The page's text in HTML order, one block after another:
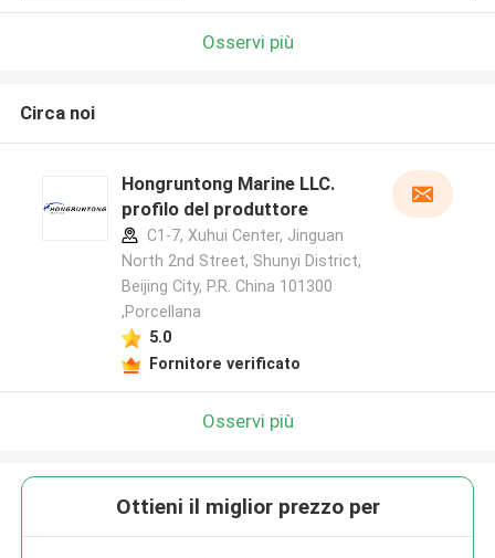
Osservi più
Circa noi
Hongruntong Marine LLC.
profilo del produttore
C1-7, Xuhui Center, Jinguan
North 2nd Street, Shunyi District,
Beijing City, P.R. China 101300
,Porcellana
5.0
Fornitore verificato
Osservi più
Ottieni il miglior prezzo per